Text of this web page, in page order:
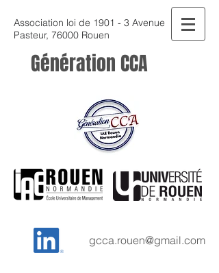
Association loi de 1901 - 3 Avenue
Pasteur, 76000 Rouen
Génération CCA
gcca.rouen@gmail.com